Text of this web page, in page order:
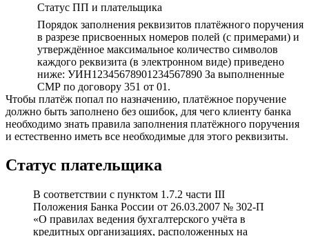
Статус ПП и плательщика
Порядок заполнения реквизитов платёжного поручения
в разрезе присвоенных номеров полей (с примерами) и
утверждённое максимальное количество символов
каждого реквизита (в электронном виде) приведено
ниже: УИН12345678901234567890 За выполненные
СМР по договору 351 от 01.
Чтобы платёж попал по назначению, платёжное поручение
должно быть заполнено без ошибок, для чего клиенту банка
необходимо знать правила заполнения платёжного поручения
и естественно иметь все необходимые для этого реквизиты.
Статус плательщика
В соответствии с пунктом 1.7.2 части III
Положения Банка России от 26.03.2007 № 302-П
«О правилах ведения бухгалтерского учёта в
кредитных организациях, расположенных на